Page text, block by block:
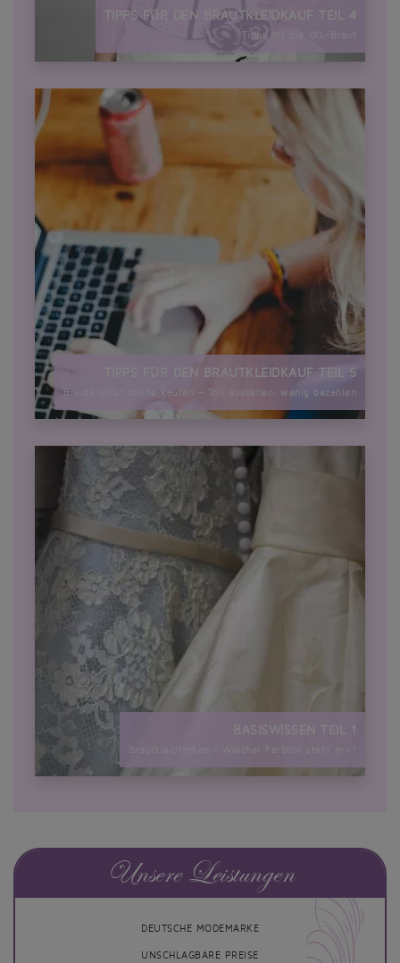
TIPPS FÜR DEN BRAUTKLEIDKAUF TEIL 4
Tipps für die XXL-Braut
TIPPS FÜR DEN BRAUTKLEIDKAUF TEIL 5
Brautkleider online kaufen – Toll aussehen, wenig bezahlen
BASISWISSEN TEIL 1
Brautkleidfarben - Welcher Farbton steht mir?
Unsere Leistungen
DEUTSCHE MODEMARKE
UNSCHLAGBARE PREISE